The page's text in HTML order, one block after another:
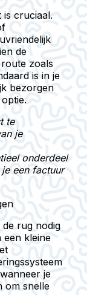
is cruciaal.
de
zoals
is in je
bezorgen
te
je
onderdeel
een factuur
rug nodig
een kleine
je
om snelle